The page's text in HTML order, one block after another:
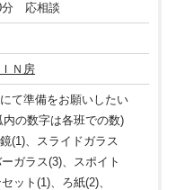
分 応相談
Ｎ房
て準備をお願いしたい
内の数字は各班での数)
、スライドガラス
ガラス(3)、スポイト
ット(1)、ろ紙(2)、